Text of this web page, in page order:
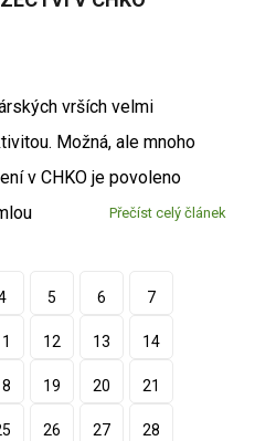
vrších velmi
Možná, ale mnoho
v CHKO je povoleno
Přečíst celý článek
5 6 7
12 13 14
19 20 21
26 27 28